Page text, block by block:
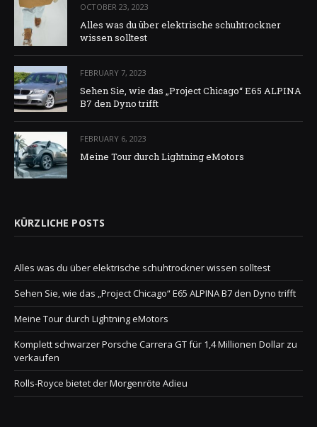
OCTOBER 23, 2023
Alles was du über elektrische schuhtrockner
wissen solltest
FEBRUARY 7, 2023
Sehen Sie, wie das „Project Chicago“ E65 ALPINA
B7 den Dyno trifft
FEBRUARY 6, 2023
Meine Tour durch Lightning eMotors
KÜRZLICHE POSTS
Alles was du über elektrische schuhtrockner wissen solltest
Sehen Sie, wie das „Project Chicago“ E65 ALPINA B7 den Dyno trifft
Meine Tour durch Lightning eMotors
Komplett schwarzer Porsche Carrera GT für 1,4 Millionen Dollar zu
verkaufen
Rolls-Royce bietet der Morgenröte Adieu